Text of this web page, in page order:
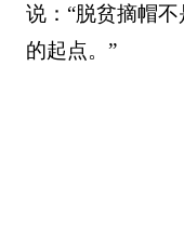
说：“脱贫摘帽
的起点。”